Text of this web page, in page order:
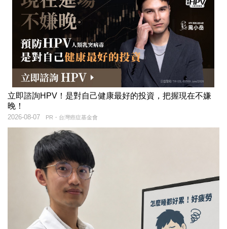
立即諮詢HPV！是對自己健康最好的投資，把握現在不嫌
晚！
PR・台灣癌症基金會
2026-08-07